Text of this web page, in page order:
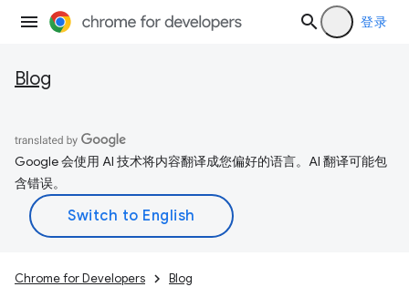
登录
Blog
Google 会使用 AI 技术将内容翻译成您偏好的语言。AI 翻译可能包
含错误。
Chrome for Developers Blog